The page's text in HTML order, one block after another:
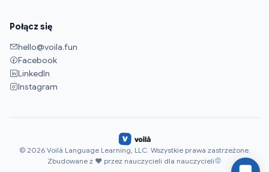
Połącz się
hello@voila.fun
Facebook
LinkedIn
Instagram
© 2026 Voilà Language Learning, LLC. Wszystkie prawa zastrzeżone.
Zbudowane z ♥ przez nauczycieli dla nauczycieli